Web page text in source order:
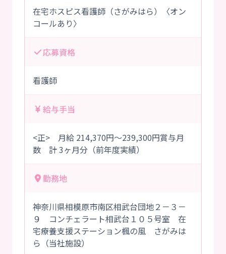
在宅ホスピス看護師（さがみはら）〈オン
コールあり〉
応募資格
看護師
給与手当
<正> 月給 214,370円～239,300円賞与月
数 計 3ヶ月分（前年度実績）
勤務地
神奈川県相模原市南区相武台団地２－３－
９ コンチェラート相武台１０５号室 在
宅療養支援ステーション楓の風 さがみは
ら（当社施設）